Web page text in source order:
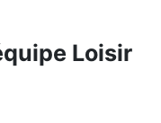
Loisir